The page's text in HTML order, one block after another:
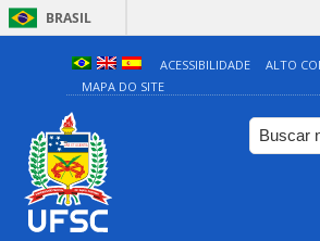
BRASIL
ACESSIBILIDADE
ALTO
MAPA DO SITE